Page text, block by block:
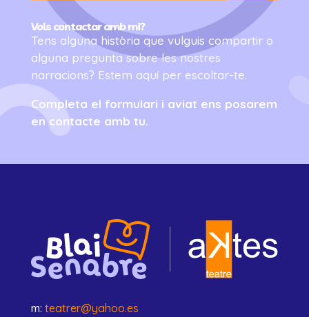
Vols contactar amb mi?
Tens alguna història que vulguis compartir o
alguna pregunta sobre les nostres
narracions? Estem aquí per escoltar-te.
Completa el formulari i aviat ens posarem
en contacte amb tu.
m: teatrer@yahoo.es